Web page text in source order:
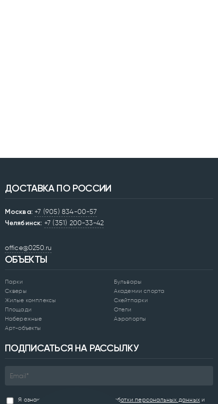
ДОСТАВКА ПО РОССИИ
Москва: +7 (905) 834-00-57
Челябинск: +7 (351) 200-33-42
office@0250.ru
ОБЪЕКТЫ
Парки
Скверы
Жилые комплексы
Площади
Набережные
Арт-объекты
Бульвары
Академии спорта
Скейтпарки
Отели
Аэропорты
ПОДПИСАТЬСЯ НА РАССЫЛКУ
Я ознакомлен(а) с Политикой обработки персональных данныхи